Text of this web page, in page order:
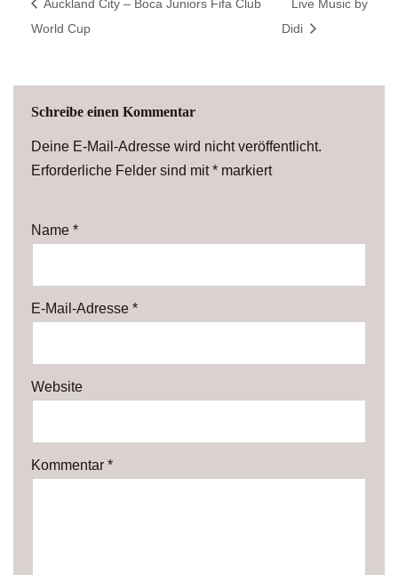
Auckland City – Boca Juniors Fifa Club
World Cup
Live Music by
Didi
Schreibe einen Kommentar
Deine E-Mail-Adresse wird nicht veröffentlicht.
Erforderliche Felder sind mit* markiert
Name *
E-Mail-Adresse *
Website
Kommentar *